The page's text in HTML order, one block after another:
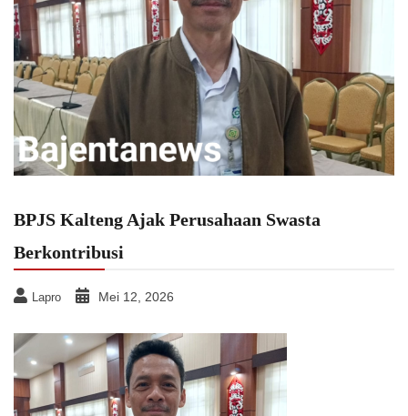
BPJS Kalteng Ajak Perusahaan Swasta
Berkontribusi
Lapro Mei 12, 2026